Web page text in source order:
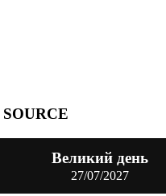
Великий день
27/07/2027